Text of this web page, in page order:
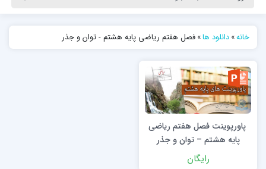
خانه»دانلود ها»فصل هفتم ریاضی پایه هشتم - توان و جذر
پاورپوینت فصل هفتم ریاضی
پایه هشتم – توان و جذر
رایگان